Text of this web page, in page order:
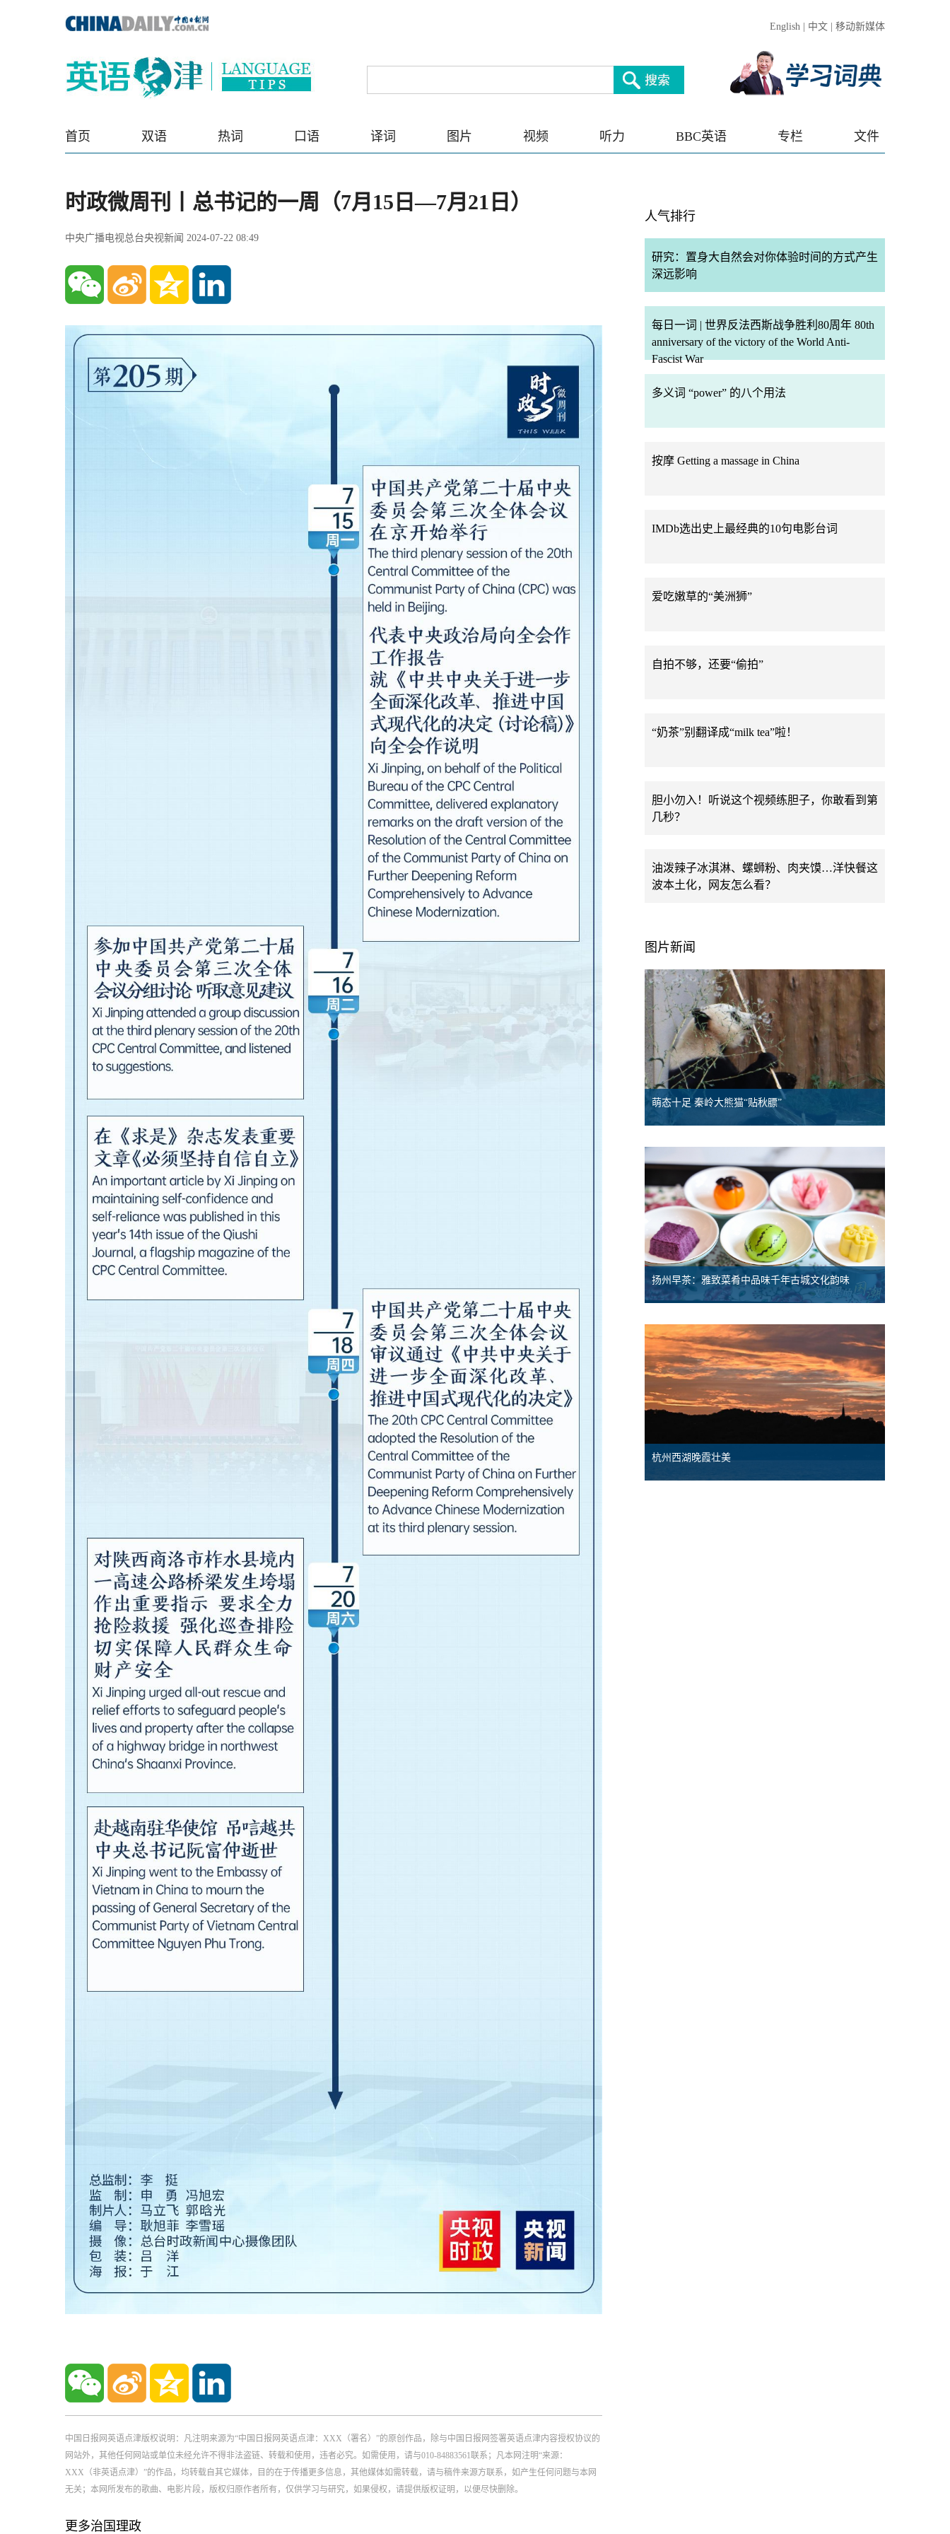
English 中文 移动新媒体
首页 双语 热词 口语 译词 图片 视频 听力 BBC英语 专栏 文件
时政微周刊丨总书记的一周（7月15日—7月21日）
中央广播电视总台央视新闻 2024-07-22 08:49
中国日报网英语点津版权说明：凡注明来源为“中国日报网英语点津：XXX（署名）”的原创作品，除与中国日报网签署英语点津内容授权协议的
网站外，其他任何网站或单位未经允许不得非法盗链、转载和使用，违者必究。如需使用，请与010-84883561联系；凡本网注明“来源：
XXX（非英语点津）”的作品，均转载自其它媒体，目的在于传播更多信息，其他媒体如需转载，请与稿件来源方联系，如产生任何问题与本网
无关；本网所发布的歌曲、电影片段，版权归原作者所有，仅供学习与研究，如果侵权，请提供版权证明，以便尽快删除。
更多治国理政
人气排行
研究：置身大自然会对你体验时间的方式产生
深远影响
每日一词 | 世界反法西斯战争胜利80周年 80th
anniversary of the victory of the World Anti-
Fascist War
多义词 “power” 的八个用法
按摩 Getting a massage in China
IMDb选出史上最经典的10句电影台词
爱吃嫩草的“美洲狮”
自拍不够，还要“偷拍”
“奶茶”别翻译成“milk tea”啦！
胆小勿入！听说这个视频练胆子，你敢看到第
几秒？
油泼辣子冰淇淋、螺蛳粉、肉夹馍…洋快餐这
波本土化，网友怎么看？
图片新闻
萌态十足 秦岭大熊猫“贴秋膘”
扬州早茶：雅致菜肴中品味千年古城文化韵味
杭州西湖晚霞壮美